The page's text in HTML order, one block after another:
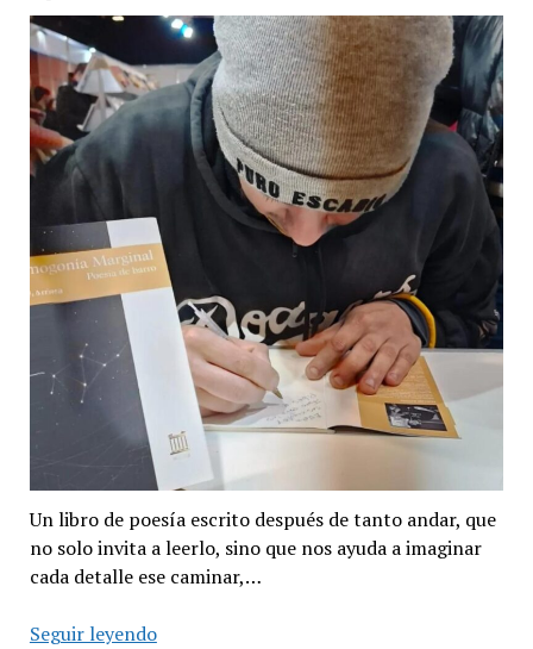
Padre
Carlos
Mugica,
su
lucha
ejemplos
siguen
presentes.
Un libro de poesía escrito después de tanto andar, que
no solo invita a leerlo, sino que nos ayuda a imaginar
cada detalle ese caminar,…
Seguir leyendo«Cosmogonía